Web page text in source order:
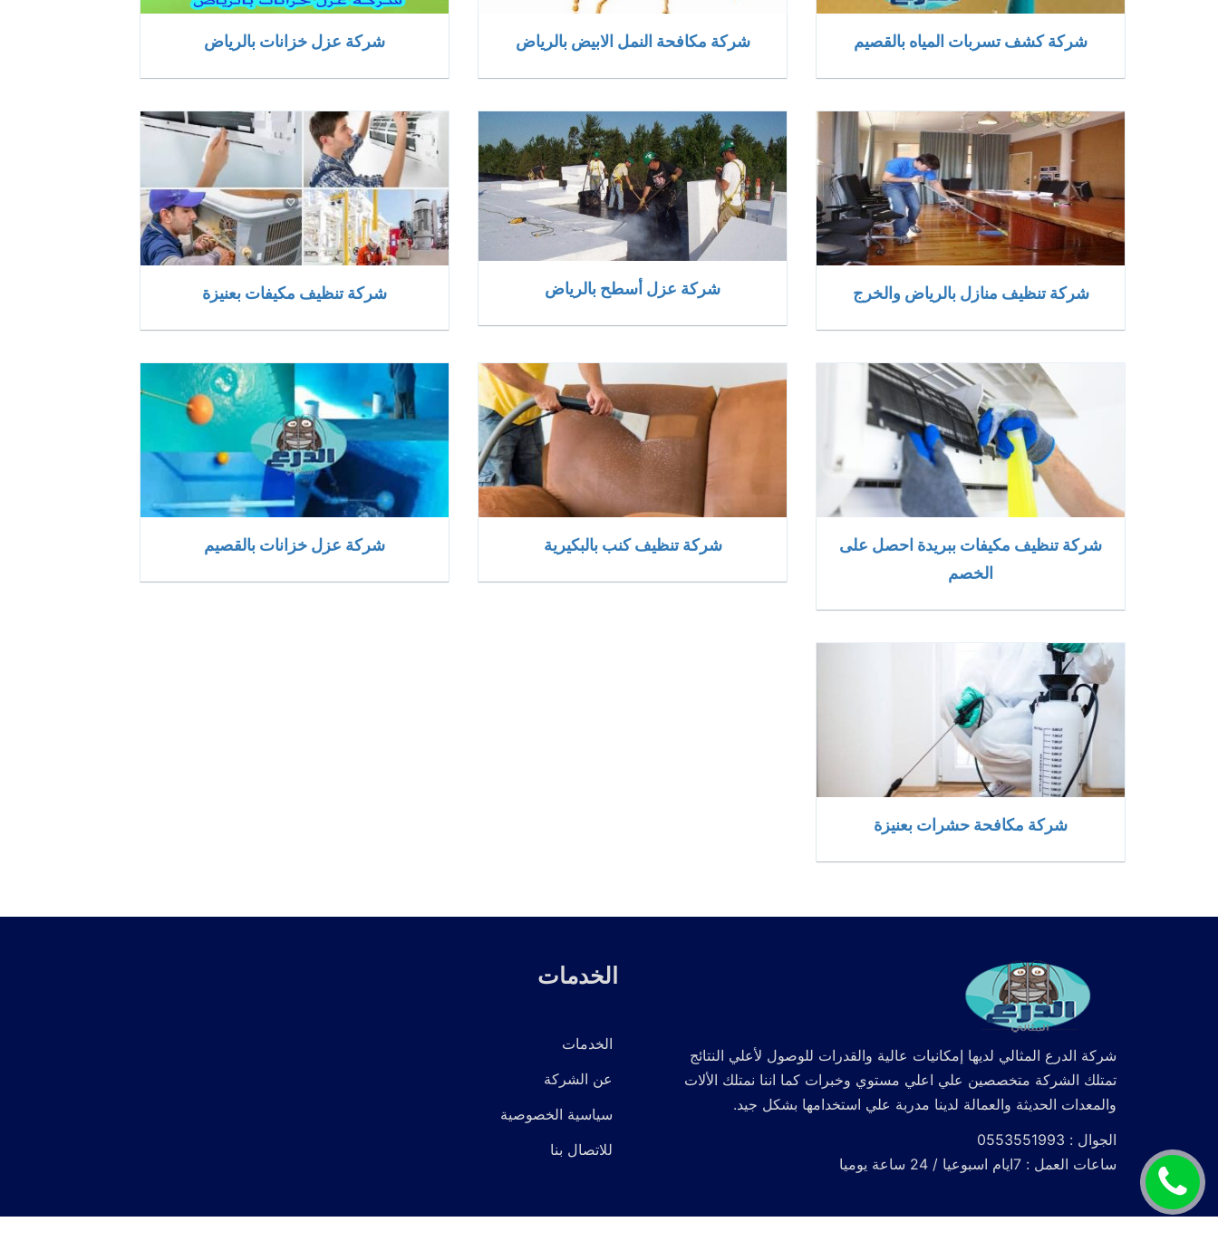
شركة كشف تسربات المياه بالقصيم شركة مكافحة النمل الابيض بالرياض شركة عزل خزانات بالرياض
شركة تنظيف منازل بالرياض والخرج شركة عزل أسطح بالرياض شركة تنظيف مكيفات بعنيزة
شركة تنظيف مكيفات ببريدة احصل على
الخصم
شركة تنظيف كنب بالبكيرية شركة عزل خزانات بالقصيم
شركة مكافحة حشرات بعنيزة
شركة الدرع المثالي لديها إمكانيات عالية والقدرات للوصول لأعلي النتائج
تمتلك الشركة متخصصين علي اعلي مستوي وخبرات كما اننا نمتلك الألات
والمعدات الحديثة والعمالة لدينا مدربة علي استخدامها بشكل جيد.
الجوال : 0553551993
ساعات العمل : 7ايام اسبوعيا / 24 ساعة يوميا
الخدمات
الخدمات
عن الشركة
سياسية الخصوصية
للاتصال بنا
اتصل